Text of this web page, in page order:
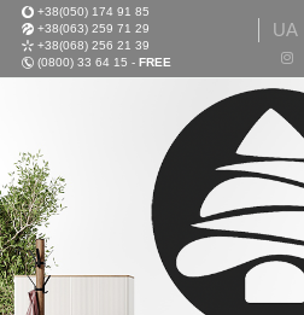
+38(050) 174 91 85
+38(063) 259 71 29
+38(068) 256 21 39
(0800) 33 64 15 - FREE
UA